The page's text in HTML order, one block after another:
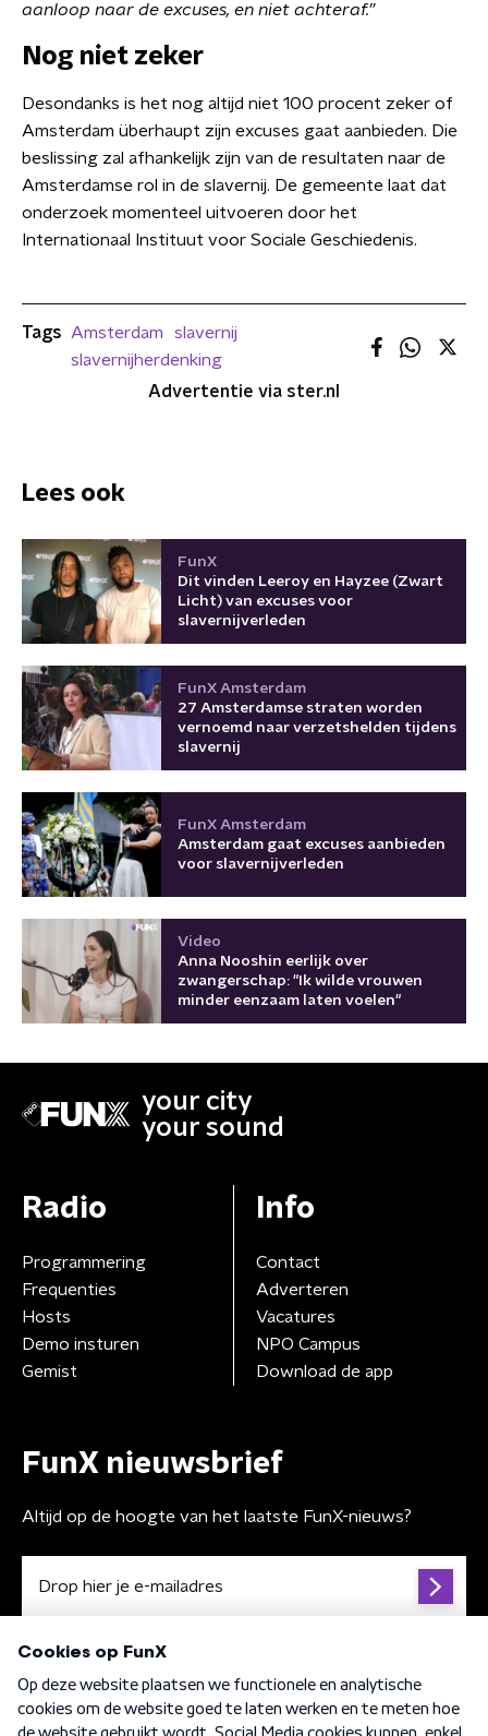
aanloop naar de excuses, en niet achteraf.”
Nog niet zeker
Desondanks is het nog altijd niet 100 procent zeker of
Amsterdam überhaupt zijn excuses gaat aanbieden. Die
beslissing zal afhankelijk zijn van de resultaten naar de
Amsterdamse rol in de slavernij. De gemeente laat dat
onderzoek momenteel uitvoeren door het
Internationaal Instituut voor Sociale Geschiedenis.
Tags Amsterdam
slavernij
slavernijherdenking
Advertentie via ster.nl
Lees ook
FunX
Dit vinden Leeroy en Hayzee (Zwart
Licht) van excuses voor
slavernijverleden
FunX Amsterdam
27 Amsterdamse straten worden
vernoemd naar verzetshelden tijdens
slavernij
FunX Amsterdam
Amsterdam gaat excuses aanbieden
voor slavernijverleden
Video
Anna Nooshin eerlijk over
zwangerschap: "Ik wilde vrouwen
minder eenzaam laten voelen"
your city
your sound
Radio
Programmering
Frequenties
Hosts
Demo insturen
Gemist
Info
Contact
Adverteren
Vacatures
NPO Campus
Download de app
FunX nieuwsbrief
Altijd op de hoogte van het laatste FunX-nieuws?